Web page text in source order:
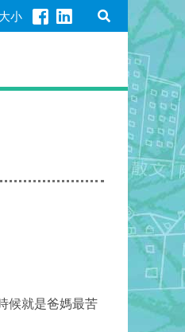
小
候就是爸媽最苦